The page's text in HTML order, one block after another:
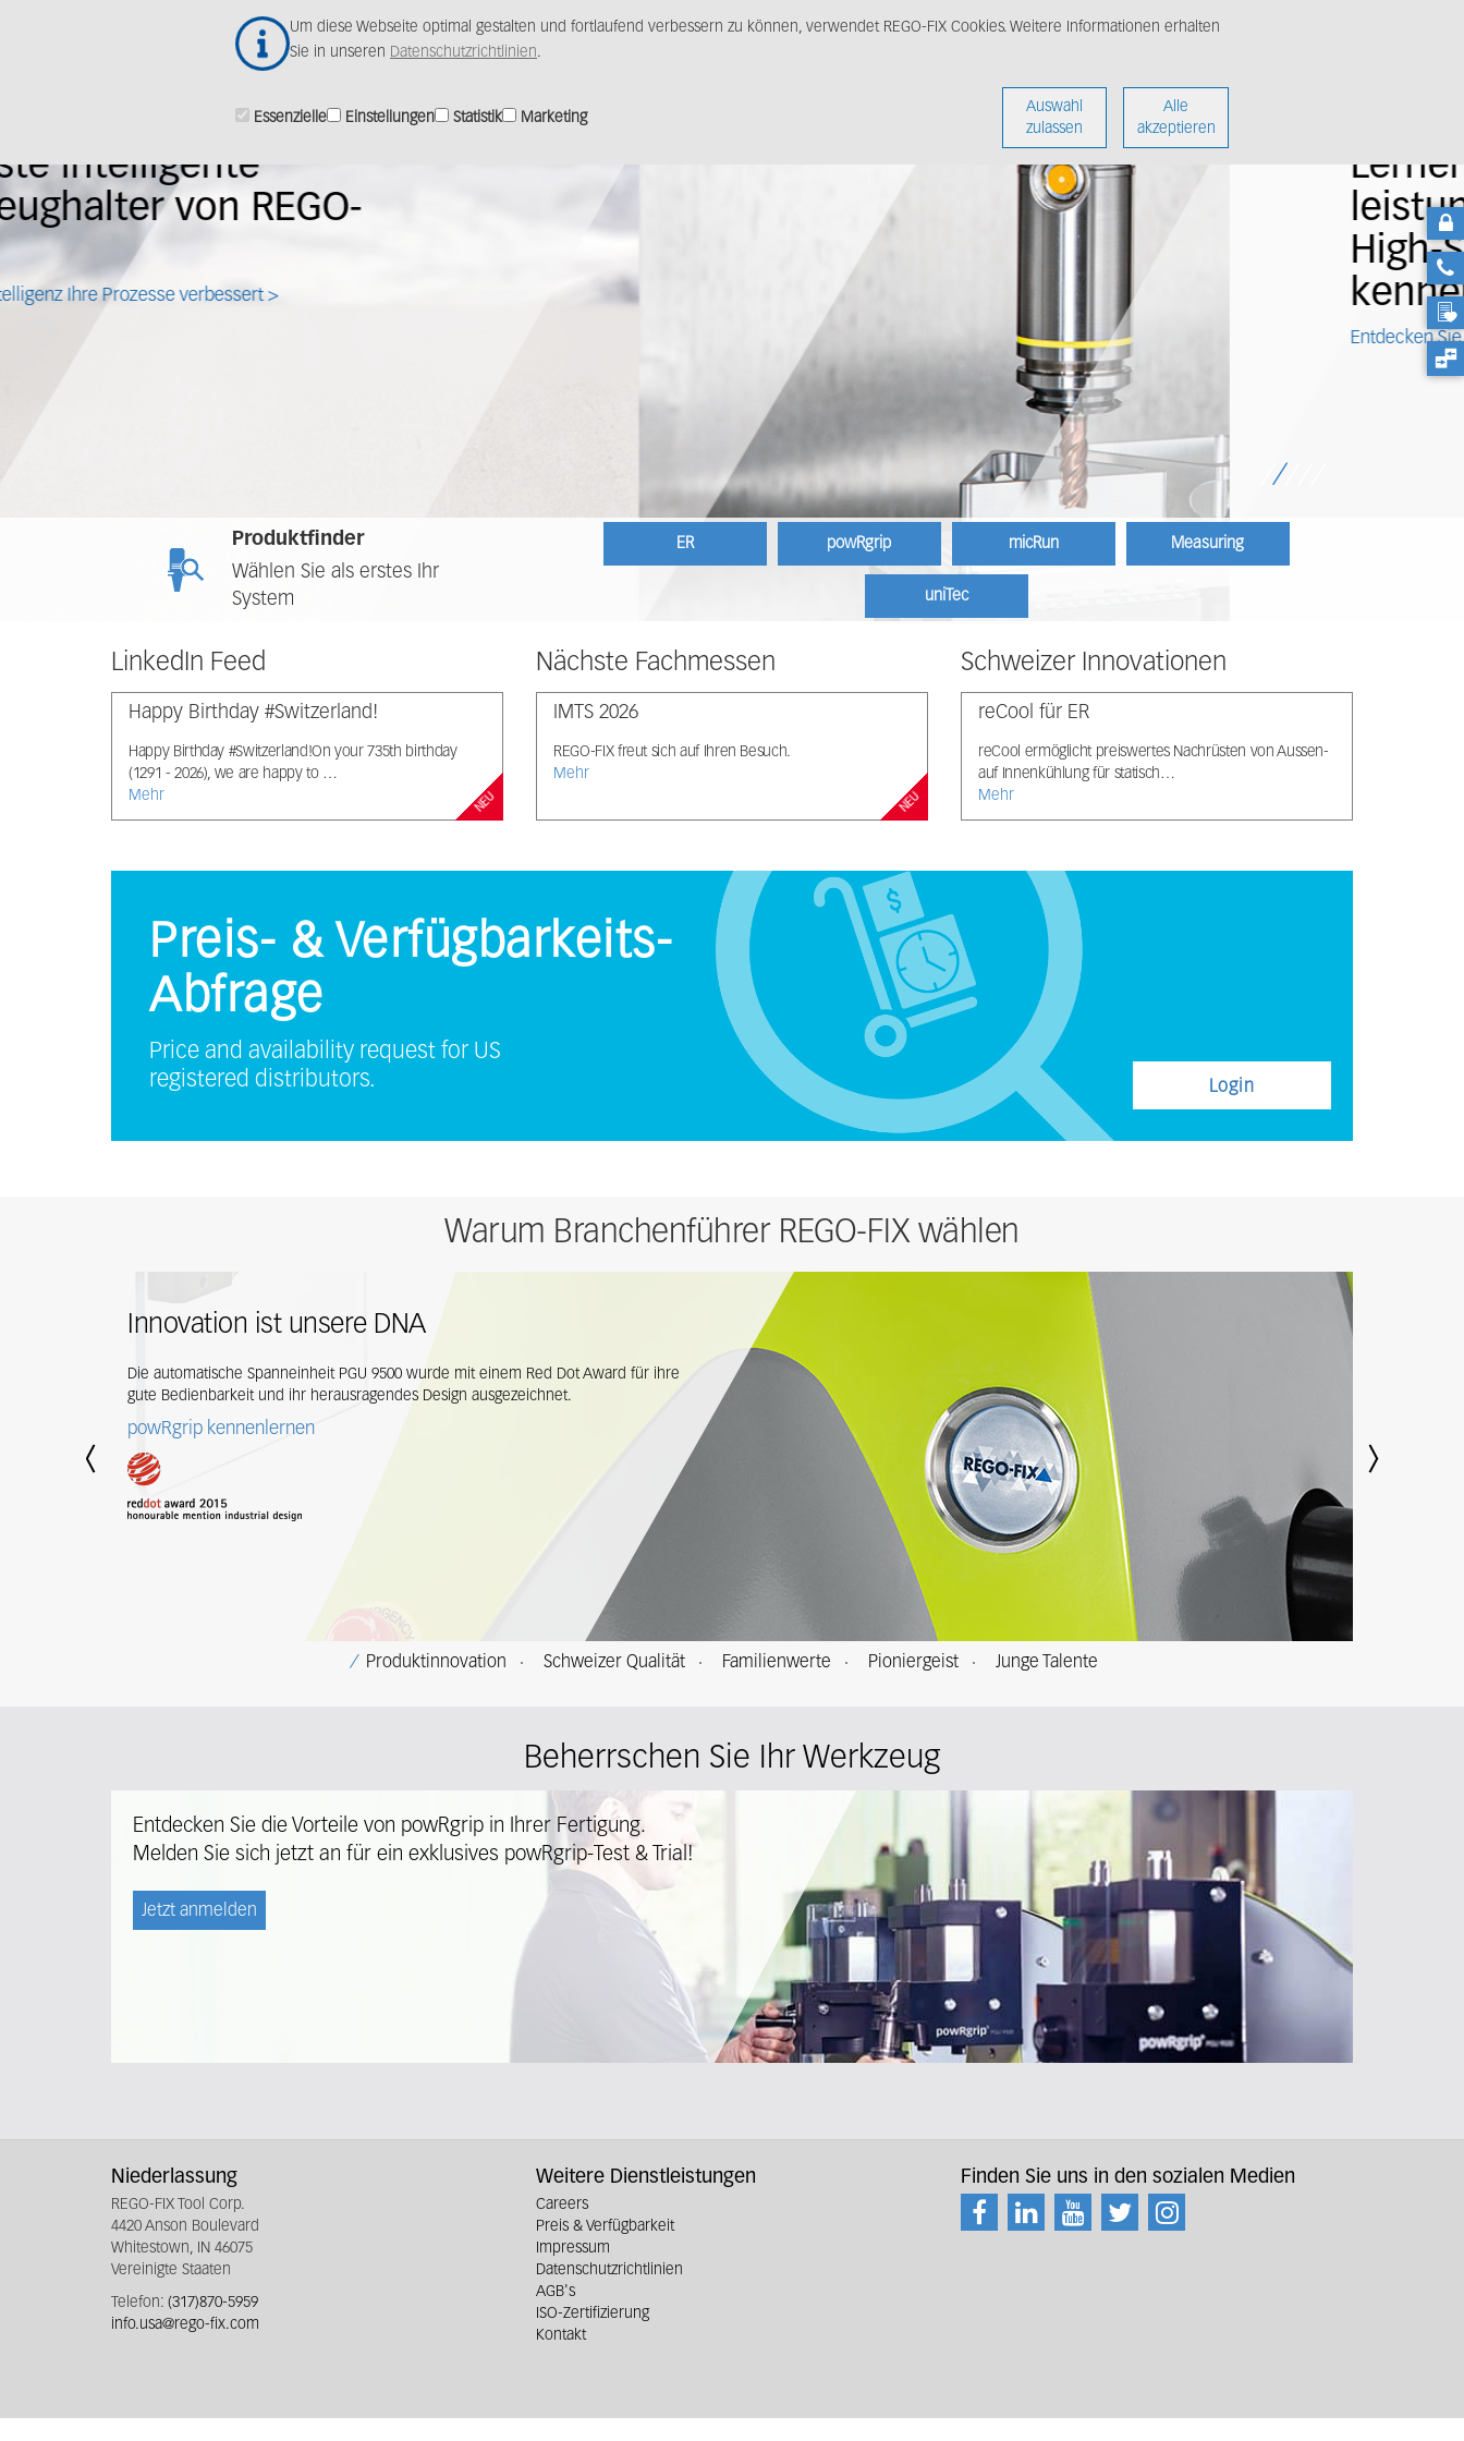
Um diese Webseite optimal gestalten und fortlaufend verbessern zu können, verwendet REGO-FIX Cookies. Weitere Informationen erhalten
Sie in unseren Datenschutzrichtlinien.
Essenzielle Einstellungen Statistik Marketing
Auswahl
zulassen
Alle
akzeptieren
Lernen Sie unsere
leistungsstarke Lösung für
High-Speed-Anwendungen
kennen.
Produktfinder
Wählen Sie als erstes Ihr
System
ER powRgrip micRun Measuring
uniTec
Vertrieb
LinkedIn Feed
Happy Birthday #Switzerland!
Happy Birthday #Switzerland!On your 735th birthday
(1291 - 2026), we are happy to …
Mehr
NEU
Nächste Fachmessen
IMTS 2026
REGO-FIX freut sich auf Ihren Besuch.
Mehr
NEU
Schweizer Innovationen
reCool für ER
reCool ermöglicht preiswertes Nachrüsten von Aussen-
auf Innenkühlung für statisch…
Mehr
Preis- & Verfügbarkeits-
Abfrage
Price and availability request for US
registered distributors.
Login
Warum Branchenführer REGO-FIX wählen
Innovation ist unsere DNA
Die automatische Spanneinheit PGU 9500 wurde mit einem Red Dot Award für ihre
gute Bedienbarkeit und ihr herausragendes Design ausgezeichnet.
powRgrip kennenlernen
Previous
Produktinnovation Schweizer Qualität Familienwerte Pioniergeist Junge Talente
Beherrschen Sie Ihr Werkzeug
Entdecken Sie die Vorteile von powRgrip in Ihrer Fertigung.
Melden Sie sich jetzt an für ein exklusives powRgrip-Test & Trial!
Jetzt anmelden
Niederlassung
REGO-FIX Tool Corp.
4420 Anson Boulevard
Whitestown, IN 46075
Vereinigte Staaten
Telefon: (317)870-5959
info.usa@rego-fix.com
Weitere Dienstleistungen
Careers
Preis & Verfügbarkeit
Impressum
Datenschutzrichtlinien
AGB's
ISO-Zertifizierung
Kontakt
Finden Sie uns in den sozialen Medien